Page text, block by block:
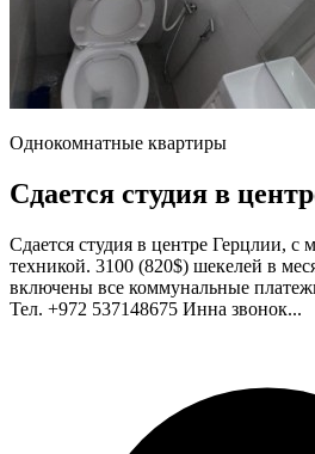
Однокомнатные квартиры
Сдается студия в
Сдается студия в центре Герцлии, с
техникой. 3100 (820$) шекелей в
включены все коммунальные
Тел. +972 537148675 Инна звонок...